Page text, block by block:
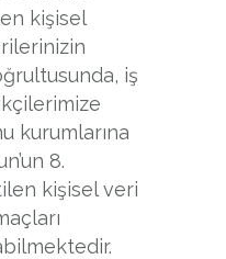
kişisel
iş
kurumlarına
8.
kişisel veri